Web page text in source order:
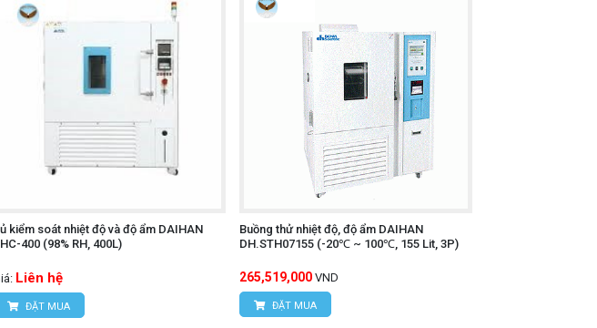
kiểm soát nhiệt độ và độ ẩm DAIHAN
400 (98% RH, 400L)
Liên hệ
ĐẶT MUA
Buồng thử nhiệt độ, độ ẩm DAIHAN
DH.STH07155 (-20℃ ~ 100℃, 155 Lit, 3P)
265,519,000 VND
ĐẶT MUA